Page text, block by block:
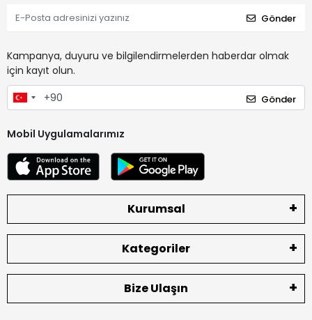
Gönder
Kampanya, duyuru ve bilgilendirmelerden haberdar olmak
için kayıt olun.
Gönder
Mobil Uygulamalarımız
Kurumsal
Kategoriler
Bize Ulaşın